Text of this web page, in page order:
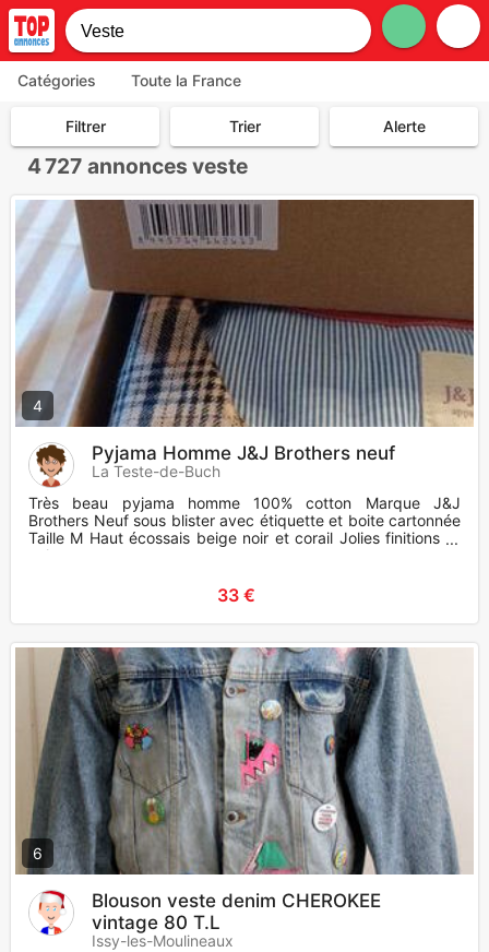
Catégories Toute la France
Filtrer Trier Alerte
4 727 annonces veste
4
Pyjama Homme J&J Brothers neuf
La Teste-de-Buch
Très beau pyjama homme 100% cotton Marque J&J
Brothers Neuf sous blister avec étiquette et boite cartonnée
Taille M Haut écossais beige noir et corail Jolies finitions : ,
col a
33 €
6
Blouson veste denim CHEROKEE
vintage 80 T.L
Issy-les-Moulineaux